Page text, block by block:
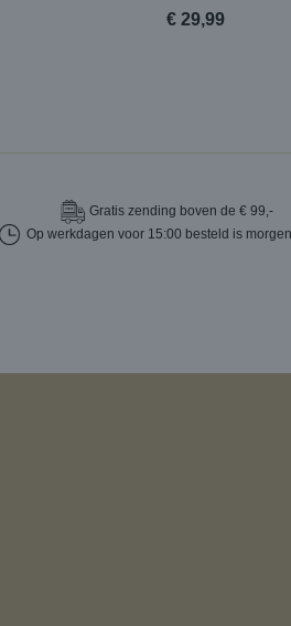
€ 29,99
Gratiszending boven de € 99,-
Op werkdagen voor 15:00 besteld is